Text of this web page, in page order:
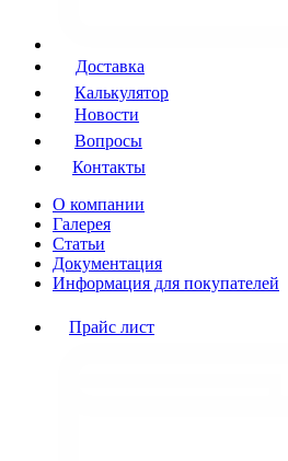
Доставка
Калькулятор
Новости
Вопросы
Контакты
О компании
Галерея
Статьи
Документация
Информация для покупателей
Прайс лист